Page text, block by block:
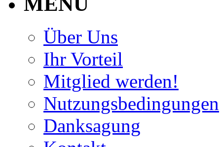
Über Uns
Ihr Vorteil
Mitglied werden!
Nutzungsbedingungen
Danksagung